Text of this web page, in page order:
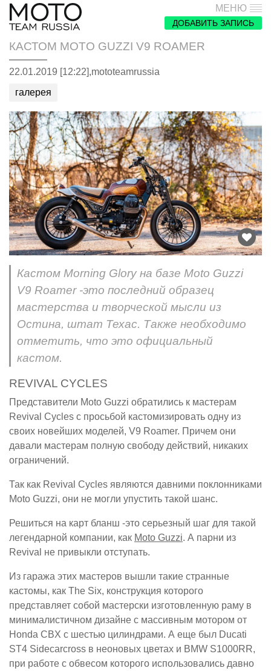
МЕНЮ
ДОБАВИТЬ ЗАПИСЬ
КАСТОМ MOTO GUZZI V9 ROAMER
22.01.2019 [12:22],mototeamrussia
галерея
Кастом Morning Glory на базе Moto Guzzi
V9 Roamer -это последний образец
мастерства и творческой мысли из
Остина, штат Техас. Также необходимо
отметить, что это официальный
кастом.
REVIVAL CYCLES
Представители Moto Guzzi обратились к мастерам
Revival Cycles с просьбой кастомизировать одну из
своих новейших моделей, V9 Roamer. Причем они
давали мастерам полную свободу действий, никаких
ограничений.
Так как Revival Cycles являются давними поклонниками
Moto Guzzi, они не могли упустить такой шанс.
Решиться на карт бланш -это серьезный шаг для такой
легендарной компании, как Moto Guzzi. А парни из
Revival не привыкли отступать.
Из гаража этих мастеров вышли такие странные
кастомы, как The Six, конструкция которого
представляет собой мастерски изготовленную раму в
минималистичном дизайне с массивным мотором от
Honda CBX с шестью цилиндрами. А еще был Ducati
ST4 Sidecarcross в неоновых цветах и BMW S1000RR,
при работе с обвесом которого использовались давно